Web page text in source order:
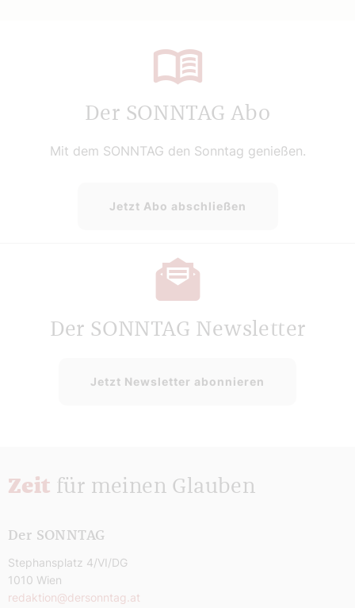
Der SONNTAG Abo
Mit dem SONNTAG den Sonntag genießen.
Jetzt Abo abschließen
Der SONNTAG Newsletter
Jetzt Newsletter abonnieren
Zeit für meinen Glauben
Der SONNTAG
Stephansplatz 4/VI/DG
1010 Wien
redaktion@dersonntag.at